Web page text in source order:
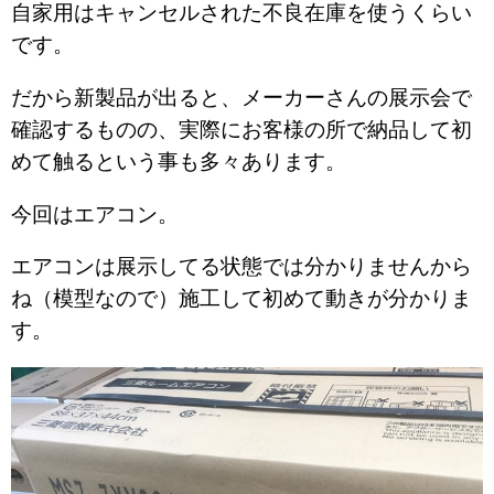
自家用はキャンセルされた不良在庫を使うくらい
です。
だから新製品が出ると、メーカーさんの展示会で
確認するものの、実際にお客様の所で納品して初
めて触るという事も多々あります。
今回はエアコン。
エアコンは展示してる状態では分かりませんから
ね（模型なので）施工して初めて動きが分かりま
す。